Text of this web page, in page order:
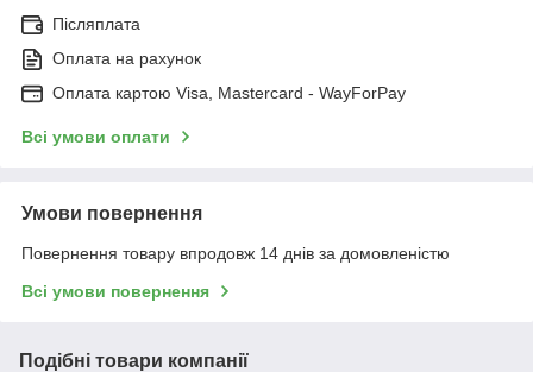
Післяплата
Оплата на рахунок
Оплата картою Visa, Mastercard - WayForPay
Всі умови оплати
Умови повернення
Повернення товару впродовж 14 днів за домовленістю
Всі умови повернення
Подібні товари компанії